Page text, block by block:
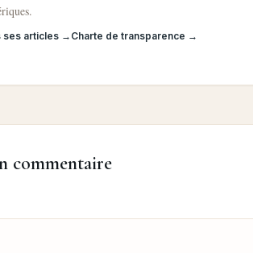
ses articles → Charte de transparence →
commentaire